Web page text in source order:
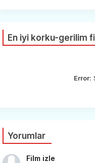
En iyi korku-gerilim
Error:
Yorumlar
Film izle